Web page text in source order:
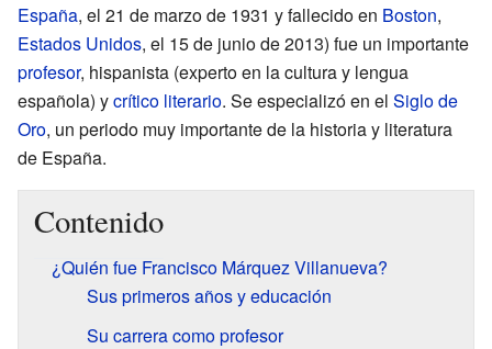
España, el 21 de marzo de 1931 y fallecido en Boston,
Estados Unidos, el 15 de junio de 2013) fue un importante
profesor, hispanista (experto en la cultura y lengua
española) ycrítico literario. Se especializó en el Siglo de
Oro, un periodo muy importante de la historia y literatura
de España.
Contenido
¿Quién fue Francisco Márquez Villanueva?
Sus primeros años y educación
Su carrera como profesor